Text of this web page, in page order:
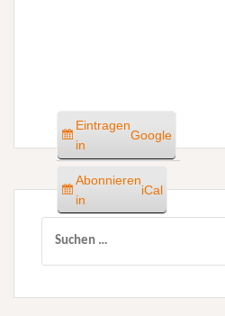
Eintragen
in
Google
Abonnieren
in
iCal